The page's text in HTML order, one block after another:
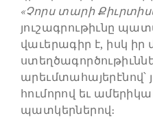
«Չորս տարի
յուշագրութիւնը
վաւերագիր է, իսկ իր
արեւմտահայերէնով՝
հումորով եւ
պատկերներով։